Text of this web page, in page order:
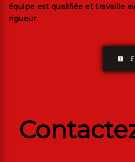
équipe est qualifiée et travaille
rigueur.